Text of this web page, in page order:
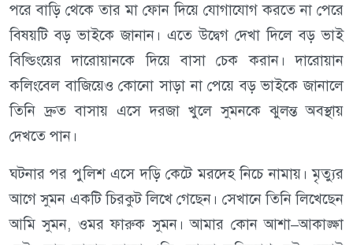
পরে বাড়ি থেকে তার মা ফোন দিয়ে যোগাযোগ করতে না পেরে
বিষয়টি বড় ভাইকে জানান। এতে উদ্বেগ দেখা দিলে বড় ভাই
বিল্ডিংয়ের দারোয়ানকে দিয়ে বাসা চেক করান। দারোয়ান
কলিংবেল বাজিয়েও কোনো সাড়া না পেয়ে বড় ভাইকে জানালে
তিনি দ্রুত বাসায় এসে দরজা খুলে সুমনকে ঝুলন্ত অবস্থায়
দেখতে পান।
ঘটনার পর পুলিশ এসে দড়ি কেটে মরদেহ নিচে নামায়। মৃত্যুর
আগে সুমন একটি চিরকুট লিখে গেছেন। সেখানে তিনি লিখেছেন
আমি সুমন, ওমর ফারুক সুমন। আমার কোন আশা–আকাঙ্ক্ষা